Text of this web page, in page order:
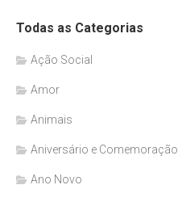
Todas as Categorias
Ação Social
Amor
Animais
Aniversário e Comemoração
Ano Novo